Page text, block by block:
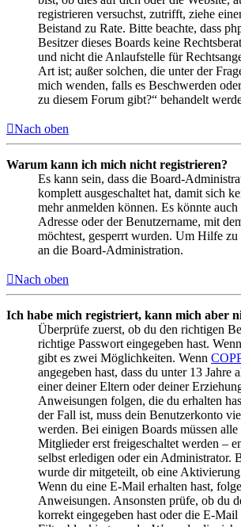
registrieren versuchst, zutrifft, ziehe
Beistand zu Rate. Bitte beachte, dass
Besitzer dieses Boards keine
und nicht die Anlaufstelle für
Art ist; außer solchen, die unter der
mich wenden, falls es Beschwerden
zu diesem Forum gibt?“ behandelt
Nach oben
Warum kann ich mich nicht registrieren?
Es kann sein, dass die Board-
komplett ausgeschaltet hat, damit sich
mehr anmelden können. Es könnte auch
Adresse oder der Benutzername, mit
möchtest, gesperrt wurden. Um Hilfe zu
an die Board-Administration.
Nach oben
Ich habe mich registriert, kann mich aber
Überprüfe zuerst, ob du den richtigen
richtige Passwort eingegeben hast.
gibt es zwei Möglichkeiten. Wenn
angegeben hast, dass du unter 13 Jahre
einer deiner Eltern oder deiner
Anweisungen folgen, die du erhalten
der Fall ist, muss dein Benutzerkonto
werden. Bei einigen Boards müssen alle
Mitglieder erst freigeschaltet werden –
selbst erledigen oder ein Administrator.
wurde dir mitgeteilt, ob eine
Wenn du eine E-Mail erhalten hast,
Anweisungen. Ansonsten prüfe, ob du
korrekt eingegeben hast oder die E-